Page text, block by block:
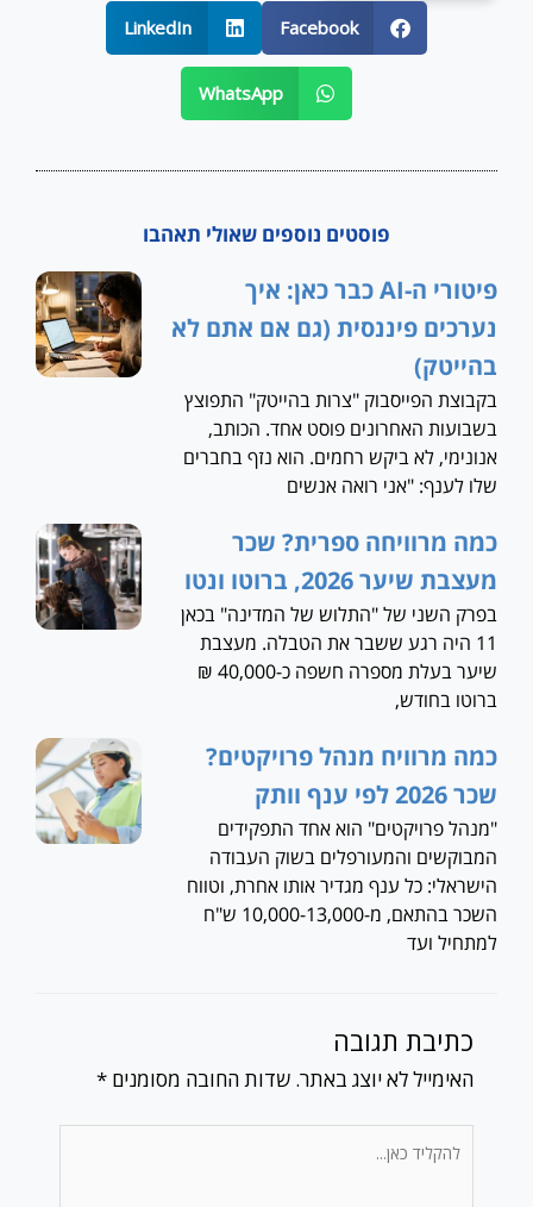
Facebook
LinkedIn
WhatsApp
פוסטים נוספים שאולי תאהבו
פיטורי ה-AI כבר כאן: איך
נערכים פיננסית (גם אם אתם לא
בהייטק)
בקבוצת הפייסבוק "צרות בהייטק" התפוצץ
בשבועות האחרונים פוסט אחד. הכותב,
אנונימי, לא ביקש רחמים. הוא נזף בחברים
שלו לענף: "אני רואה אנשים
כמה מרוויחה ספרית? שכר
מעצבת שיער 2026, ברוטו ונטו
בפרק השני של "התלוש של המדינה" בכאן
11 היה רגע ששבר את הטבלה. מעצבת
שיער בעלת מספרה חשפה כ-40,000 ₪
ברוטו בחודש,
כמה מרוויח מנהל פרויקטים?
שכר 2026 לפי ענף וותק
"מנהל פרויקטים" הוא אחד התפקידים
המבוקשים והמעורפלים בשוק העבודה
הישראלי: כל ענף מגדיר אותו אחרת, וטווח
השכר בהתאם, מ-10,000-13,000 ש"ח
למתחיל ועד
כתיבת תגובה
האימייל לא יוצג באתר. שדות החובה מסומנים *
להקליד
כאן...